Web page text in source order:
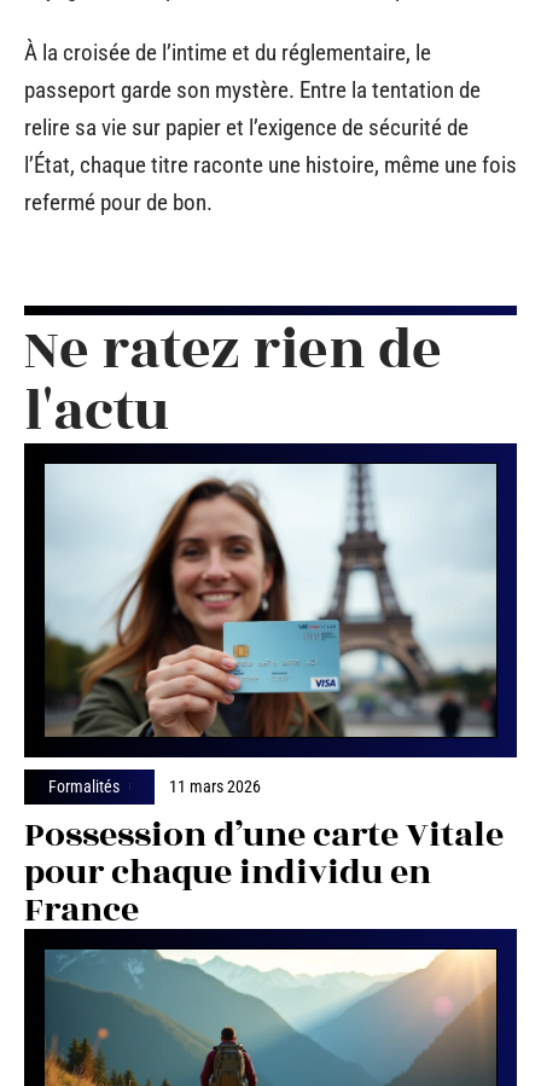
À la croisée de l’intime et du réglementaire, le
passeport garde son mystère. Entre la tentation de
relire sa vie sur papier et l’exigence de sécurité de
l’État, chaque titre raconte une histoire, même une fois
refermé pour de bon.
Ne ratez rien de
l'actu
Formalités 11 mars 2026
Possession d’une carte Vitale
pour chaque individu en
France